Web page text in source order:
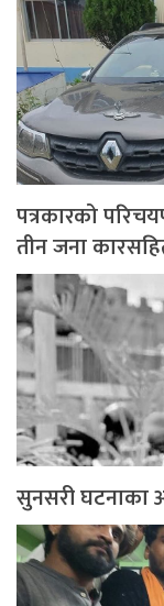
पत्रकारको
तीन जना
सुनसरी घटनाका